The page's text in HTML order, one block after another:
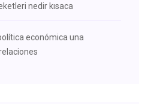
nedir kısaca
económica una